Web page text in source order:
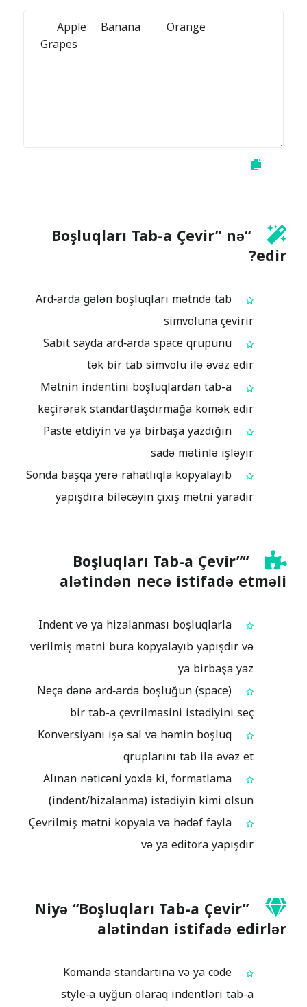
“Boşluqları Tab-a Çevir” nə
edir?
Ard‑arda gələn boşluqları mətndə tab
simvoluna çevirir
Sabit sayda ard‑arda space qrupunu
tək bir tab simvolu ilə əvəz edir
Mətnin indentini boşluqlardan tab-a
keçirərək standartlaşdırmağa kömək edir
Paste etdiyin və ya birbaşa yazdığın
sadə mətinlə işləyir
Sonda başqa yerə rahatlıqla kopyalayıb
yapışdıra biləcəyin çıxış mətni yaradır
“Boşluqları Tab-a Çevir”
alətindən necə istifadə etməli
Indent və ya hizalanması boşluqlarla
verilmiş mətni bura kopyalayıb yapışdır və
ya birbaşa yaz
Neçə dənə ard‑arda boşluğun (space)
bir tab-a çevrilməsini istədiyini seç
Konversiyanı işə sal və həmin boşluq
qruplarını tab ilə əvəz et
Alınan nəticəni yoxla ki, formatlama
(indent/hizalanma) istədiyin kimi olsun
Çevrilmiş mətni kopyala və hədəf fayla
və ya editora yapışdır
Niyə “Boşluqları Tab-a Çevir”
alətindən istifadə edirlər
Komanda standartına və ya code
style‑a uyğun olaraq indentləri tab-a